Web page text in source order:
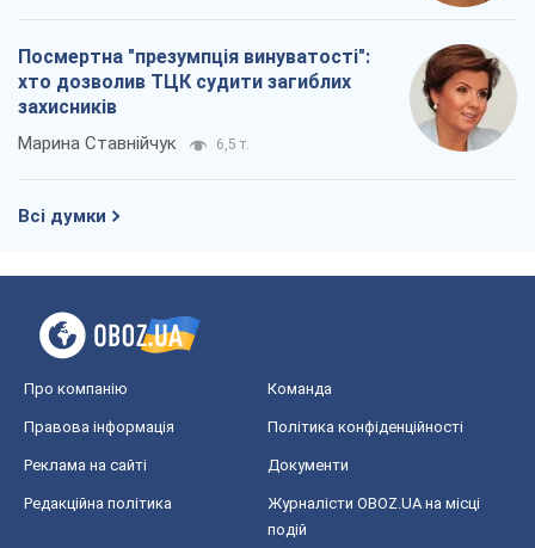
Посмертна "презумпція винуватості":
хто дозволив ТЦК судити загиблих
захисників
Марина Ставнійчук 6,5 т.
Всі думки
Про компанію Команда
Правова інформація Політика конфіденційності
Реклама на сайті Документи
Редакційна політика
Журналісти OBOZ.UA на місці
подій